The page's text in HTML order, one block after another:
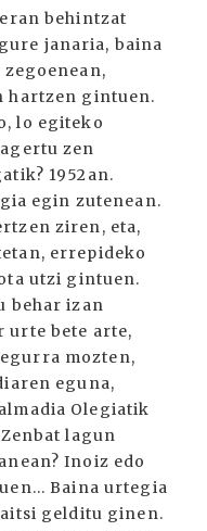
behintzat
janaria, baina
hartzen gintuen.
lo egiteko
zen
1952an.
egin zutenean.
ziren, eta,
errepideko
utzi gintuen.
behar izan
urte bete arte,
mozten,
eguna,
Olegiatik
lagun
Inoiz edo
Baina urtegia
gelditu ginen.